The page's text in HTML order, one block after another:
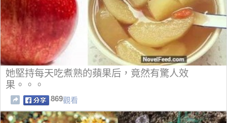
她堅持每天吃煮熟的蘋果后，竟然有驚人效
果。。。
869觀看